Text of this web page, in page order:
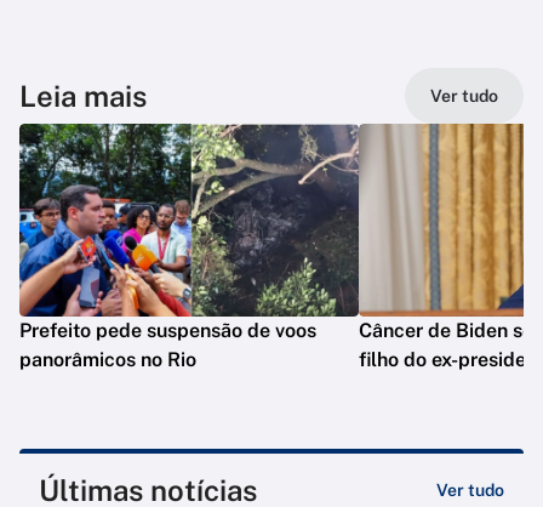
Leia mais Ver tudo
Prefeito pede suspensão de voos
panorâmicos no Rio
Câncer de Biden se
filho do ex-
Últimas notícias Ver tudo